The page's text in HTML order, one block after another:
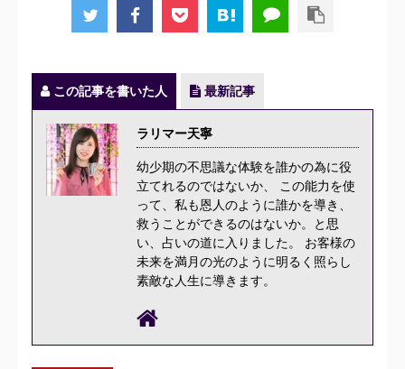
この記事を書いた人 最新記事
ラリマー天寧
幼少期の不思議な体験を誰かの為に役
立てれるのではないか、 この能力を使
って、私も恩人のように誰かを導き、
救うことができるのはないか。と思
い、占いの道に入りました。 お客様の
未来を満月の光のように明るく照らし
素敵な人生に導きます。